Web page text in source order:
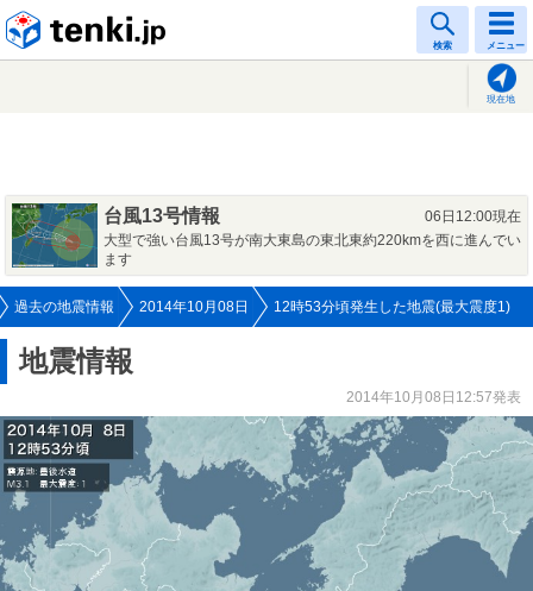
検索 メニュー
現在地
台風13号情報
06日12:00現在
大型で強い台風13号が南大東島の東北東約220kmを西に進んでい
ます
過去の地震情報 2014年10月08日 12時53分頃発生した地震(最大震度1)
地震情報
2014年10月08日12:57発表